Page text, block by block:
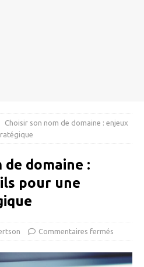
Choisir son nom de domaine : enjeux
de domaine :
pour une
Commentaires fermés